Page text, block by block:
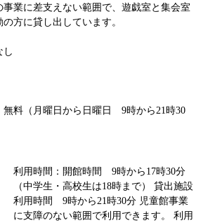
業に差支えない範囲で、遊戯室と集会室
方に貸し出しています。
料（月曜日から日曜日 9時から21時30
利用時間：開館時間 9時から17時30分
（中学生・高校生は18時まで） 貸出施設
利用時間 9時から21時30分 児童館事業
に支障のない範囲で利用できます。 利用